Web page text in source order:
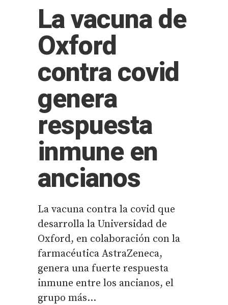
La vacuna de
Oxford
contra covid
genera
respuesta
inmune en
ancianos
La vacuna contra la covid que
desarrolla la Universidad de
Oxford, en colaboración con la
farmacéutica AstraZeneca,
genera una fuerte respuesta
inmune entre los ancianos, el
grupo más...